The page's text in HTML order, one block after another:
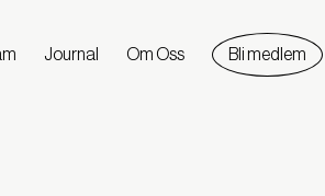
Journal Om Oss Bli medlem